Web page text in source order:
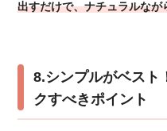
出すだけで、ナチュラルな
8.シンプルがベスト
クすべきポイント